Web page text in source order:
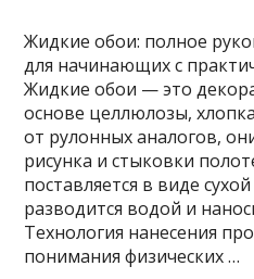
Жидкие обои: полное
для начинающих с
Жидкие обои — это
основе целлюлозы,
от рулонных аналогов,
рисунка и стыковки
поставляется в виде
разводится водой и
Технология нанесения
понимания физических …